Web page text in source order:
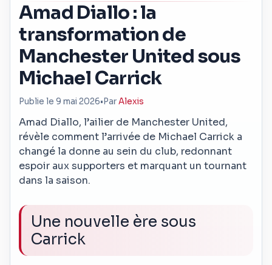
Amad Diallo : la
transformation de
Manchester United sous
Michael Carrick
Publie le 9 mai 2026• ParAlexis
Amad Diallo, l’ailier de Manchester United,
révèle comment l’arrivée de Michael Carrick a
changé la donne au sein du club, redonnant
espoir aux supporters et marquant un tournant
dans la saison.
Une nouvelle ère sous
Carrick